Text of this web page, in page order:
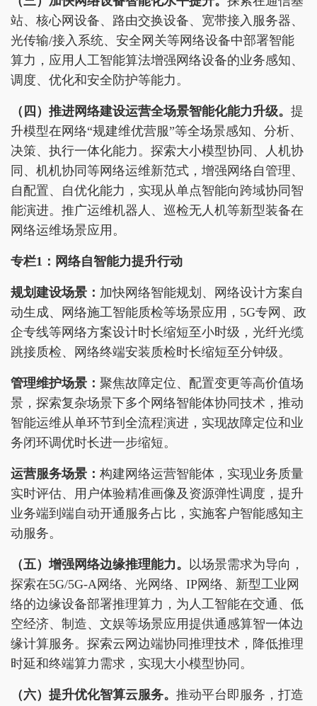
站、核心网设备、路由交换设备、宽带接入服务器、
光传输/接入系统、安全网关等网络设备中部署智能
算力，应用人工智能算法增强网络设备的业务感知、
调度、优化和安全防护等能力。
（四）推进网络建设运营全场景智能化能力升级。 提
升模型在网络“规建维优营服”等全场景感知、分析、
决策、执行一体化能力。探索大小模型协同、人机协
同、机机协同等网络运维新范式，增强网络自管理、
自配置、自优化能力，实现从单点智能向跨域协同智
能演进。推广运维机器人、巡检无人机等新型装备在
网络运维场景应用。
专栏1：网络自智能力提升行动
规划建设场景： 加快网络智能规划、网络设计方案自
动生成、网络施工智能质检等场景应用，5G专网、政
企专线等网络方案设计时长缩短至小时级，光纤光缆
跳接质检、网络终端安装质检时长缩短至分钟级。
管理维护场景： 聚焦故障定位、配置变更等高价值场
景，探索复杂场景下多个网络智能体协同技术，推动
智能运维从单环节到全流程演进，实现故障定位和业
务闭环调优时长进一步缩短。
运营服务场景： 构建网络运营智能体，实现业务质量
实时评估、用户体验精准画像及资源弹性调度，提升
业务端到端自动开通服务占比，实施客户智能感知主
动服务。
（五）增强网络边缘推理能力。
以场景需求为导向，
探索在5G/5G-A网络、光网络、IP网络、新型工业网
络的边缘设备部署推理算力，为人工智能在交通、低
空经济、制造、文娱等场景应用提供通感算智一体边
缘计算服务。探索云网边端协同推理技术，降低推理
时延和终端算力需求，实现大小模型协同。
（六）提升优化智算云服务。 推动平台即服务，打造